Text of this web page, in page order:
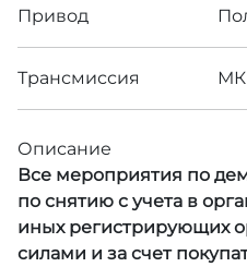
Привод
Трансмиссия
Описание
Все мероприятия по
по снятию с учета в
иных регистрирующих
силами и за счет